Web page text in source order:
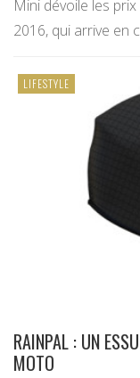
Mini dévoile les
2016, qui arrive en
LIFESTYLE
RAINPAL : UN
MOTO